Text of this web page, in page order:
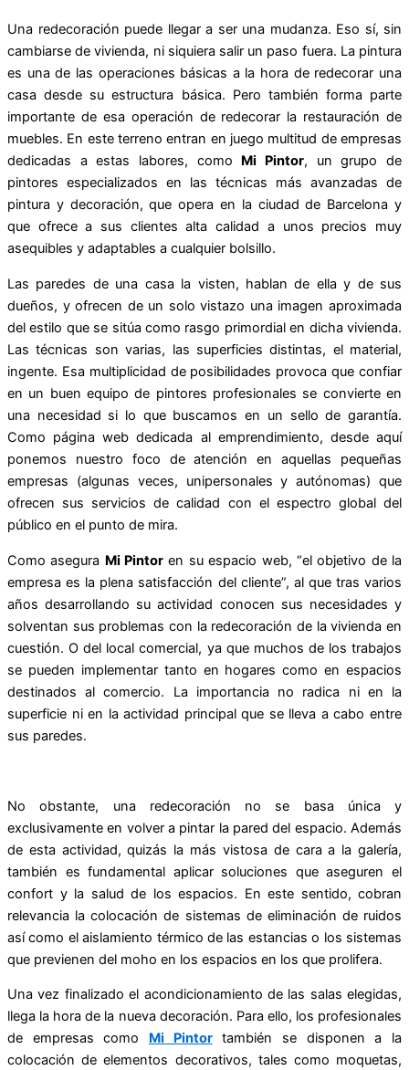
Una redecoración puede llegar a ser una mudanza. Eso sí, sin
cambiarse de vivienda, ni siquiera salir un paso fuera. La pintura
es una de las operaciones básicas a la hora de redecorar una
casa desde su estructura básica. Pero también forma parte
importante de esa operación de redecorar la restauración de
muebles. En este terreno entran en juego multitud de empresas
dedicadas a estas labores, como Mi Pintor, un grupo de
pintores especializados en las técnicas más avanzadas de
pintura y decoración, que opera en la ciudad de Barcelona y
que ofrece a sus clientes alta calidad a unos precios muy
asequibles y adaptables a cualquier bolsillo.
Las paredes de una casa la visten, hablan de ella y de sus
dueños, y ofrecen de un solo vistazo una imagen aproximada
del estilo que se sitúa como rasgo primordial en dicha vivienda.
Las técnicas son varias, las superficies distintas, el material,
ingente. Esa multiplicidad de posibilidades provoca que confiar
en un buen equipo de pintores profesionales se convierte en
una necesidad si lo que buscamos en un sello de garantía.
Como página web dedicada al emprendimiento, desde aquí
ponemos nuestro foco de atención en aquellas pequeñas
empresas (algunas veces, unipersonales y autónomas) que
ofrecen sus servicios de calidad con el espectro global del
público en el punto de mira.
Como asegura Mi Pintor en su espacio web, “el objetivo de la
empresa es la plena satisfacción del cliente”, al que tras varios
años desarrollando su actividad conocen sus necesidades y
solventan sus problemas con la redecoración de la vivienda en
cuestión. O del local comercial, ya que muchos de los trabajos
se pueden implementar tanto en hogares como en espacios
destinados al comercio. La importancia no radica ni en la
superficie ni en la actividad principal que se lleva a cabo entre
sus paredes.
No obstante, una redecoración no se basa única y
exclusivamente en volver a pintar la pared del espacio. Además
de esta actividad, quizás la más vistosa de cara a la galería,
también es fundamental aplicar soluciones que aseguren el
confort y la salud de los espacios. En este sentido, cobran
relevancia la colocación de sistemas de eliminación de ruidos
así como el aislamiento térmico de las estancias o los sistemas
que previenen del moho en los espacios en los que prolifera.
Una vez finalizado el acondicionamiento de las salas elegidas,
llega la hora de la nueva decoración. Para ello, los profesionales
de empresas como Mi Pintortambién se disponen a la
colocación de elementos decorativos, tales como moquetas,